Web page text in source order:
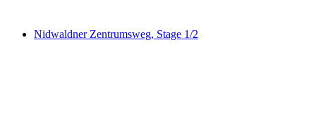
Nidwaldner Zentrumsweg, Stage 1/2